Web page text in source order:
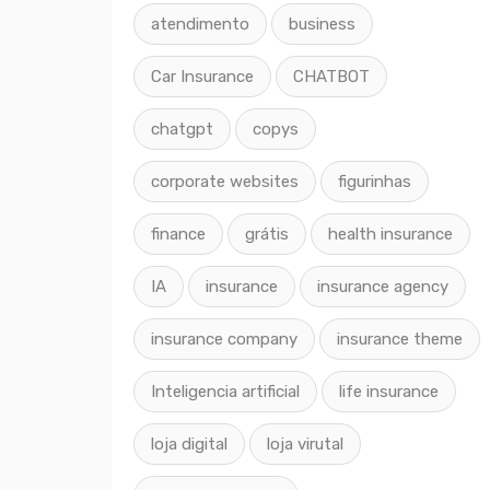
atendimento business
Car Insurance CHATBOT
chatgpt copys
corporate websites figurinhas
finance grátis health insurance
IA insurance insurance agency
insurance company insurance theme
Inteligencia artificial life insurance
loja digital loja virutal